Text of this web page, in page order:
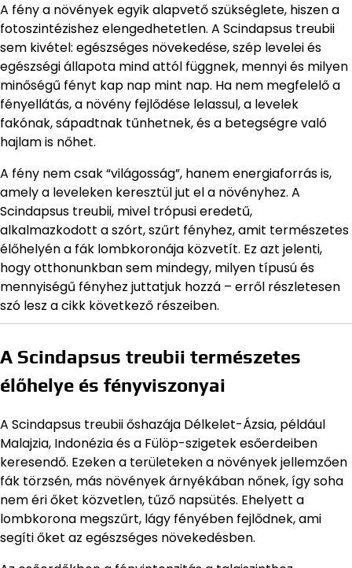
A fény a növények egyik alapvető szükséglete, hiszen a
fotoszintézishez elengedhetetlen. A Scindapsus treubii
sem kivétel: egészséges növekedése, szép levelei és
egészségi állapota mind attól függnek, mennyi és milyen
minőségű fényt kap nap mint nap. Ha nem megfelelő a
fényellátás, a növény fejlődése lelassul, a levelek
fakónak, sápadtnak tűnhetnek, és a betegségre való
hajlam is nőhet.
A fény nem csak “világosság”, hanem energiaforrás is,
amely a leveleken keresztül jut el a növényhez. A
Scindapsus treubii, mivel trópusi eredetű,
alkalmazkodott a szórt, szűrt fényhez, amit természetes
élőhelyén a fák lombkoronája közvetít. Ez azt jelenti,
hogy otthonunkban sem mindegy, milyen típusú és
mennyiségű fényhez juttatjuk hozzá – erről részletesen
szó lesz a cikk következő részeiben.
A Scindapsus treubii természetes
élőhelye és fényviszonyai
A Scindapsus treubii őshazája Délkelet-Ázsia, például
Malajzia, Indonézia és a Fülöp-szigetek esőerdeiben
keresendő. Ezeken a területeken a növények jellemzően
fák törzsén, más növények árnyékában nőnek, így soha
nem éri őket közvetlen, tűző napsütés. Ehelyett a
lombkorona megszűrt, lágy fényében fejlődnek, ami
segíti őket az egészséges növekedésben.